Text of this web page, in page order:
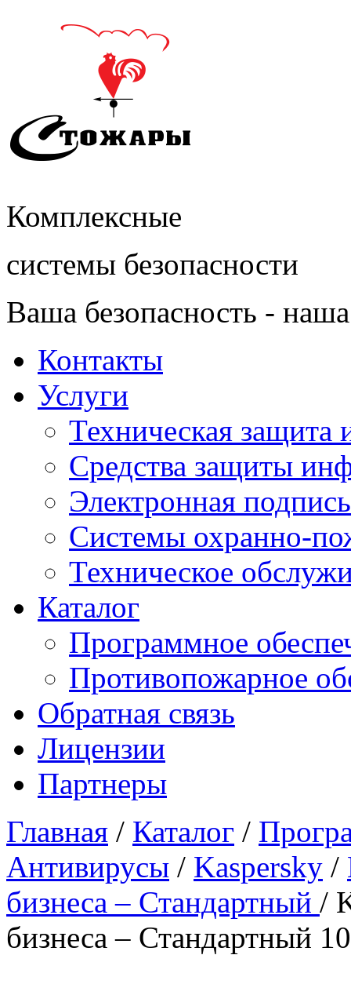
Комплексные
системы безопасности
Ваша безопасность -
Контакты
Услуги
Техническая
Средства защиты
Электронная подпись
Системы охранно-
Техническое
Каталог
Программное
Противопожарное
Обратная связь
Лицензии
Партнеры
Главная / Каталог /
Антивирусы / Kaspersky /
бизнеса – Стандартный /
бизнеса – Стандартный